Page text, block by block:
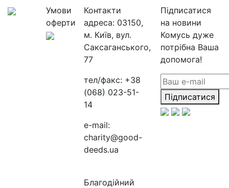
Умови
оферти
Контакти
адреса: 03150,
м. Київ, вул.
Саксаганського,
77
тел/факс: +38
(068) 023-51-
14
e-mail:
charity@good-
deeds.ua
Благодійний
Підписатися
на новини
Комусь дуже
потрібна Ваша
допомога!
Підписатися